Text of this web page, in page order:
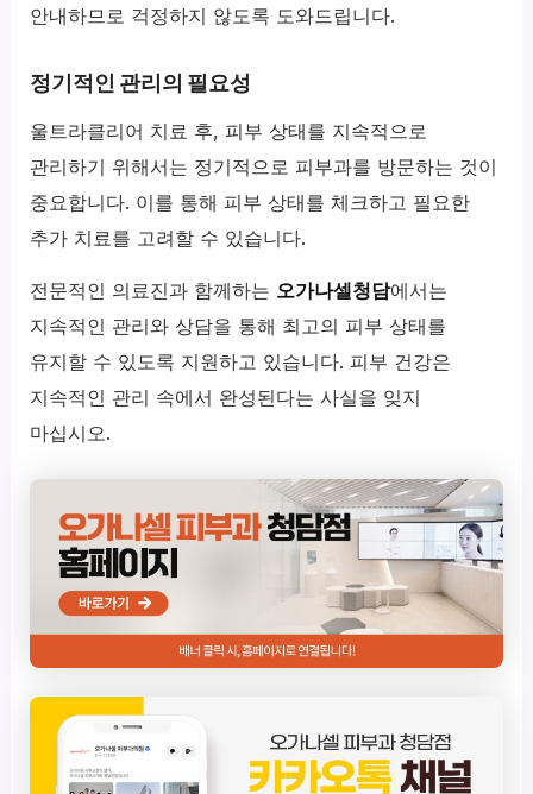
안내하므로 걱정하지 않도록 도와드립니다.
정기적인 관리의 필요성
울트라클리어 치료 후, 피부 상태를 지속적으로
관리하기 위해서는 정기적으로 피부과를 방문하는 것이
중요합니다. 이를 통해 피부 상태를 체크하고 필요한
추가 치료를 고려할 수 있습니다.
전문적인 의료진과 함께하는 오가나셀청담에서는
지속적인 관리와 상담을 통해 최고의 피부 상태를
유지할 수 있도록 지원하고 있습니다. 피부 건강은
지속적인 관리 속에서 완성된다는 사실을 잊지
마십시오.